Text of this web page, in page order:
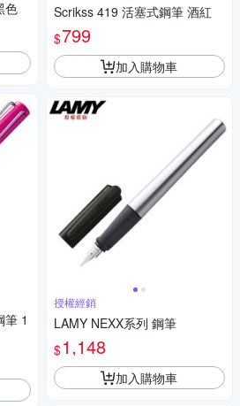
色
筆 1
Scrikss 419 活塞式鋼筆 酒紅
$799
加入購物車
授權經銷
LAMY NEXX系列 鋼筆
$1,148
加入購物車